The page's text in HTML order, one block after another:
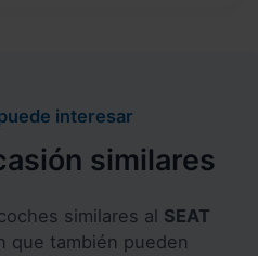
interesar
similares
similares al SEAT
que también pueden